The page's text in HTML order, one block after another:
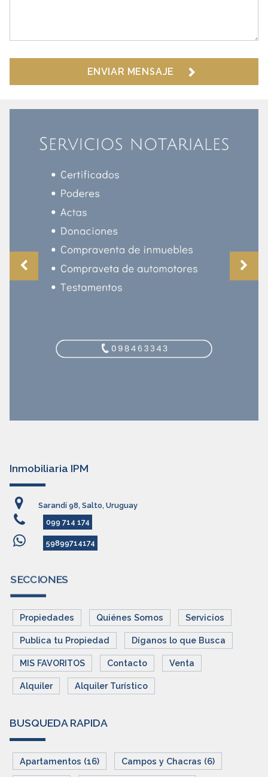
ENVIAR MENSAJE
Inmobiliaria IPM
Sarandí 98, Salto, Uruguay
099 714 174
59899714174
SECCIONES
Propiedades Quiénes Somos Servicios
Publica tu Propiedad Díganos lo que Busca
MIS FAVORITOS Contacto Venta
Alquiler Alquiler Turístico
BUSQUEDA RAPIDA
Apartamentos (16) Campos y Chacras (6)